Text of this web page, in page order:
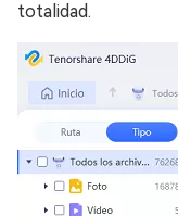
totalidad.